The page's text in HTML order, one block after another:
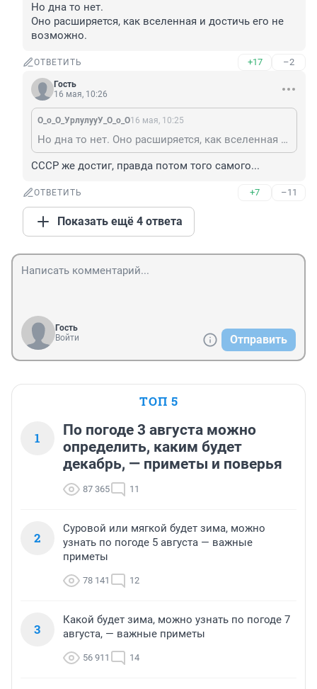
Но дна то нет.
Оно расширяется, как вселенная и достичь его не
возможно.
ОТВЕТИТЬ +17 –2
Гость
16 мая, 10:26
О_о_О_УрлулууУ_О_о_О16 мая, 10:25
Но дна то нет. Оно расширяется, как вселенная и достичь его не возможно.
СССР же достиг, правда потом того самого...
ОТВЕТИТЬ +7 –11
Показать ещё 4 ответа
Гость
Войти
Отправить
ТОП 5
1
По погоде 3 августа можно
определить, каким будет
декабрь, — приметы и поверья
87 365 11
2
Суровой или мягкой будет зима, можно
узнать по погоде 5 августа — важные
приметы
78 141 12
3
Какой будет зима, можно узнать по погоде 7
августа, — важные приметы
56 911 14